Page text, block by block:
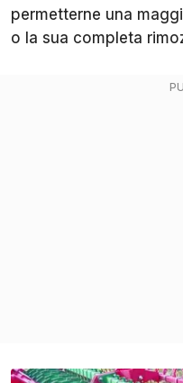
permetterne una
o la sua completa